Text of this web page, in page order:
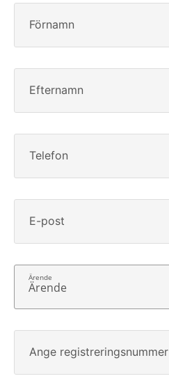
Förnamn
Efternamn
Telefon
E-post
Ärende
Ange registreringsnummer